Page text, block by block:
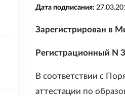
Дата подписания:
Зарегистрирован в
Регистрационный N
В соответствии с
аттестации по